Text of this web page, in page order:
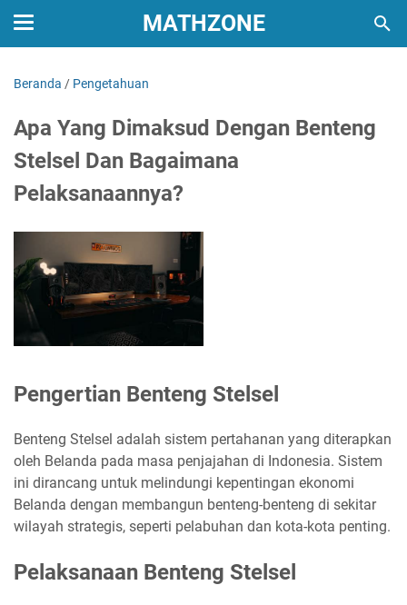
MATHZONE
Beranda / Pengetahuan
Apa Yang Dimaksud Dengan Benteng
Stelsel Dan Bagaimana
Pelaksanaannya?
Pengertian Benteng Stelsel
Benteng Stelsel adalah sistem pertahanan yang diterapkan
oleh Belanda pada masa penjajahan di Indonesia. Sistem
ini dirancang untuk melindungi kepentingan ekonomi
Belanda dengan membangun benteng-benteng di sekitar
wilayah strategis, seperti pelabuhan dan kota-kota penting.
Pelaksanaan Benteng Stelsel